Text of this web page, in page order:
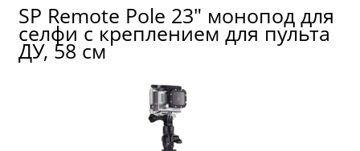
SP Remote Pole 23" монопод для
селфи с креплением для пульта
ДУ, 58 см